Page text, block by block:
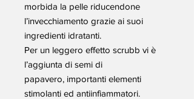
morbida la pelle riducendone
l’invecchiamento grazie ai suoi
ingredienti idratanti.
Per un leggero effetto scrubb vi è
l’aggiunta di semi di
papavero, importanti elementi
stimolanti ed antiinfiammatori.